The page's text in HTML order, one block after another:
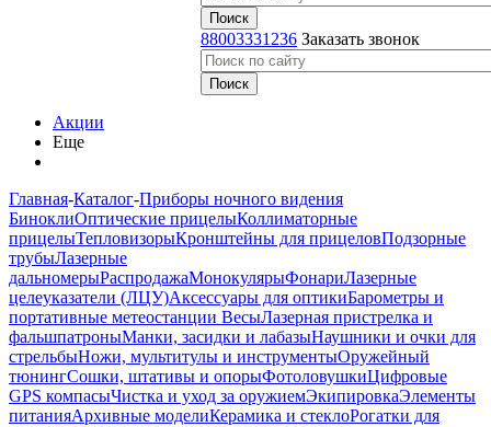
88003331236 Заказать звонок
Акции
Еще
Главная-Каталог-Приборы ночного видения
БиноклиОптические прицелыКоллиматорные
прицелыТепловизорыКронштейны для прицеловПодзорные
трубыЛазерные
дальномерыРаспродажаМонокулярыФонариЛазерные
целеуказатели (ЛЦУ)Аксессуары для оптикиБарометры и
портативные метеостанции ВесыЛазерная пристрелка и
фальшпатроныМанки, засидки и лабазыНаушники и очки для
стрельбыНожи, мультитулы и инструментыОружейный
тюнингСошки, штативы и опорыФотоловушкиЦифровые
GPS компасыЧистка и уход за оружиемЭкипировкаЭлементы
питанияАрхивные моделиКерамика и стеклоРогатки для